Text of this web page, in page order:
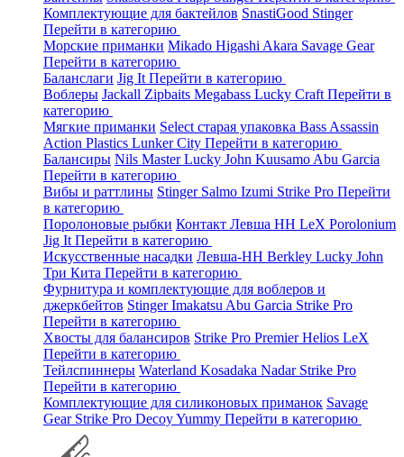
Комплектующие для бактейлов SnastiGood Stinger
Перейти в категорию
Морские приманки Mikado Higashi Akara Savage Gear
Перейти в категорию
Баланслаги Jig It Перейти в категорию
Воблеры Jackall Zipbaits Megabass Lucky Craft Перейти в
категорию
Мягкие приманки Select старая упаковка Bass Assassin
Action Plastics Lunker City Перейти в категорию
Балансиры Nils MasterLucky John Kuusamo Abu Garcia
Перейти в категорию
Вибы и раттлины Stinger Salmo Izumi Strike Pro Перейти
в категорию
Поролоновые рыбки Контакт Левша НН LeX Porolonium
Jig It Перейти в категорию
Искусственные насадки Левша-НН Berkley Lucky John
Три Кита Перейти в категорию
Фурнитура и комплектующие для воблеров и
джеркбейтов StingerImakatsu Abu Garcia Strike Pro
Перейти в категорию
Хвосты для балансиров Strike Pro PremierHelios LeX
Перейти в категорию
Тейлспиннеры Waterland Kosadaka Nadar Strike Pro
Перейти в категорию
Комплектующие для силиконовых приманок Savage
Gear Strike Pro DecoyYummy Перейти в категорию